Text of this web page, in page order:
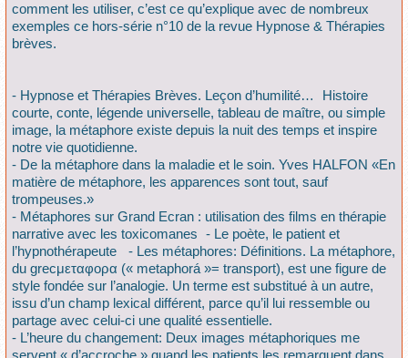
comment les utiliser, c’est ce qu’explique avec de nombreux
exemples ce hors-série n°10 de la revue Hypnose & Thérapies
brèves.
- Hypnose et Thérapies Brèves. Leçon d’humilité… Histoire
courte, conte, légende universelle, tableau de maître, ou simple
image, la métaphore existe depuis la nuit des temps et inspire
notre vie quotidienne.
- De la métaphore dans la maladie et le soin. Yves HALFON «En
matière de métaphore, les apparences sont tout, sauf
trompeuses.»
- Métaphores sur Grand Ecran : utilisation des films en thérapie
narrative avec les toxicomanes - Le poète, le patient et
l’hypnothérapeute - Les métaphores: Définitions. La métaphore,
du grecμεταφορα (« metaphorá »= transport), est une figure de
style fondée sur l’analogie. Un terme est substitué à un autre,
issu d’un champ lexical différent, parce qu’il lui ressemble ou
partage avec celui-ci une qualité essentielle.
- L’heure du changement: Deux images métaphoriques me
servent « d’accroche » quand les patients les remarquent dans